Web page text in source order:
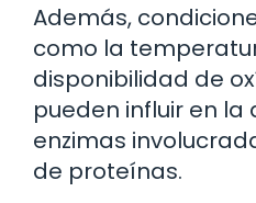
Además,
como la
disponibilidad de
pueden influir en
enzimas
de proteínas.